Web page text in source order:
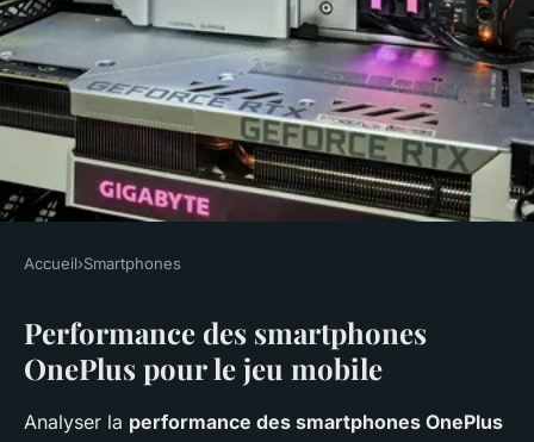
SMARTPHONES
OnePlus dans le jeu vidéo
mobile
admin•20 décembre 2024•5 min de lecture
Accueil›Smartphones
Performance des smartphones
OnePlus pour le jeu mobile
Analyser la performance des smartphones OnePlus